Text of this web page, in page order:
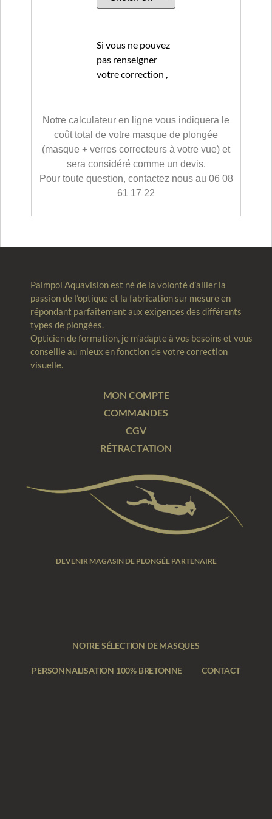
Si vous ne pouvez
pas renseigner
votre correction ,
contacten y
joignant votre
ordonnance ou
carte de vue
Notre calculateur en ligne vous indiquera le
coût total de votre masque de plongée
(masque + verres correcteurs à votre vue) et
sera considéré comme un devis.
Pour toute question, contactez nous au 06 08
61 17 22
Paimpol Aquavision est né de la volonté d’allier la
passion de l’optique et la fabrication sur mesure en
répondant parfaitement aux exigences des différents
types de plongées.
Opticien de formation, je m’adapte à vos besoins et vous
conseille au mieux en fonction de votre correction
visuelle.
MON COMPTE
COMMANDES
CGV
RÉTRACTATION
DEVENIR MAGASIN DE PLONGÉE PARTENAIRE
NOTRE SÉLECTION DE MASQUES
PERSONNALISATION 100% BRETONNE CONTACT